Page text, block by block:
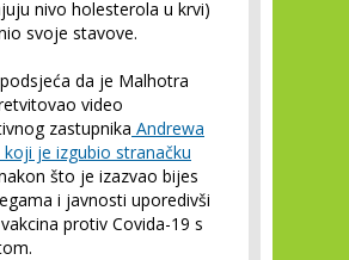
nivo holesterola u krvi)
svoje stavove.
da je Malhotra
video
zastupnika Andrewa
koji je izgubio stranačku
što je izazvao bijes
i javnosti uporedivši
protiv Covida-19 s